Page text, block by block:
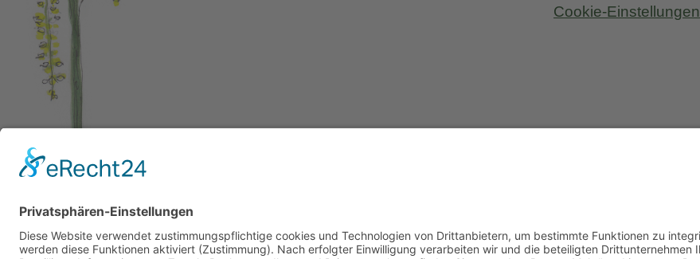
Cookie-Einstellungen